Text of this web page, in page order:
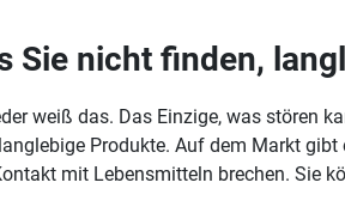
Sie nicht finden,
weiß das. Das Einzige, was stören
Produkte. Auf dem Markt
mit Lebensmitteln brechen. Sie